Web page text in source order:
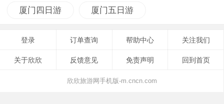
厦门四日游 厦门五日游
登录 订单查询 帮助中心 关注我们
关于欣欣 反馈意见 免责声明 回到首页
欣欣旅游网手机版-m.cncn.com